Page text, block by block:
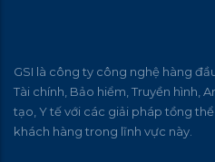
GSI là công ty công nghệ hàng
Tài chính, Bảo hiểm, Truyền hình,
tạo, Y tế với các giải pháp tồng
khách hàng trong lĩnh vực này.